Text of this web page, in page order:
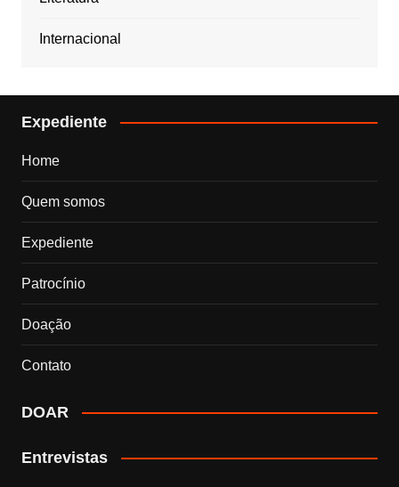
Internacional
Expediente
Home
Quem somos
Expediente
Patrocínio
Doação
Contato
DOAR
Entrevistas